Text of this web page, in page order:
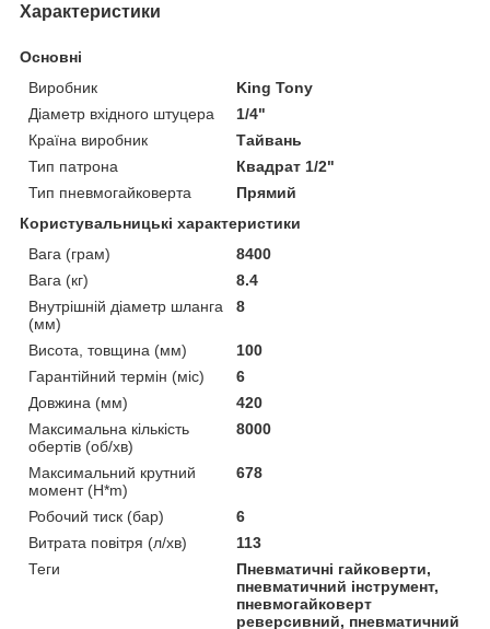
Характеристики
Основні
Виробник
King Tony
Діаметр вхідного штуцера
1/4"
Країна виробник
Тайвань
Тип патрона
Квадрат 1/2"
Тип пневмогайковерта
Прямий
Користувальницькі характеристики
Вага (грам)
8400
Вага (кг)
8.4
Внутрішній діаметр шланга
(мм)
8
Висота, товщина (мм)
100
Гарантійний термін (міс)
6
Довжина (мм)
420
Максимальна кількість
обертів (об/хв)
8000
Максимальний крутний
момент (H*m)
678
Робочий тиск (бар)
6
Витрата повітря (л/хв)
113
Теги
Пневматичні гайковерти,
пневматичний інструмент,
пневмогайковерт
реверсивний, пневматичний